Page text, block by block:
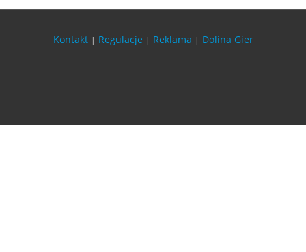
Kontakt | Regulacje | Reklama | Dolina Gier